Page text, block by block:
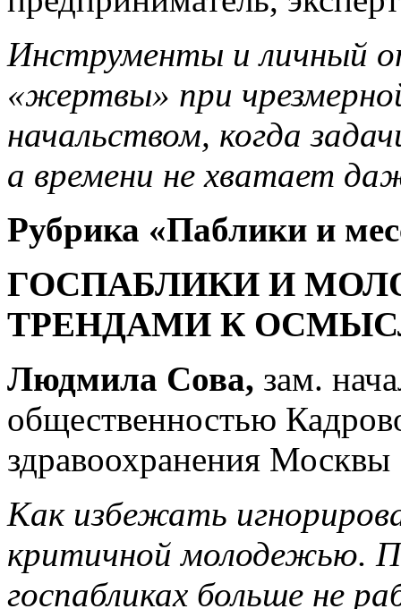
Инструменты и личный
«жертвы» при
начальством, когда
а времени не хватает
Рубрика «Паблики и
ГОСПАБЛИКИ И
ТРЕНДАМИ К
Людмила Сова, зам.
общественностью
здравоохранения Москвы
Как избежать
критичной молодежью.
госпабликах больше не